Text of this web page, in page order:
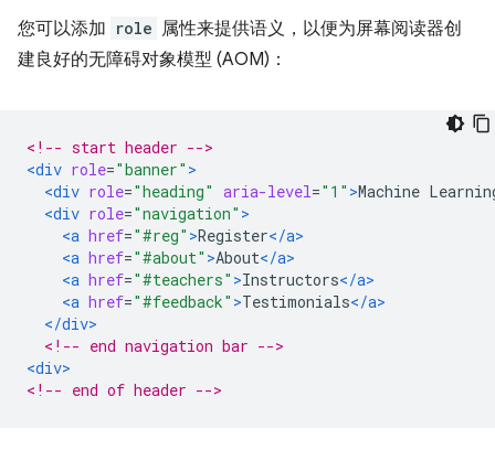
您可以添加 role 属性来提供语义，以便为屏幕阅读器创
建良好的无障碍对象模型 (AOM)：
<!-- start header -->
<div role="banner" >
<div role="heading" aria-level="1" >Machine
<div role="navigation" >
<a href="#reg" >Register</a>
<a href="#about" >About</a>
<a href="#teachers" >Instructors</a>
<a href="#feedback" >Testimonials</a>
</div>
<!-- end navigation bar -->
<div>
<!-- end of header -->